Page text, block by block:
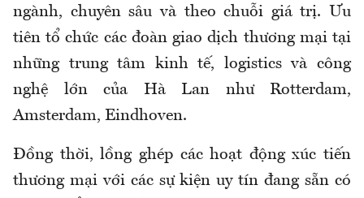
ngành, chuyên sâu và theo chuỗi giá trị. Ưu
tiên tổ chức các đoàn giao dịch thương mại tại
những trung tâm kinh tế, logistics và công
nghệ lớn của Hà Lan như Rotterdam,
Amsterdam, Eindhoven.
Đồng thời, lồng ghép các hoạt động xúc tiến
thương mại với các sự kiện uy tín đang sẵn có